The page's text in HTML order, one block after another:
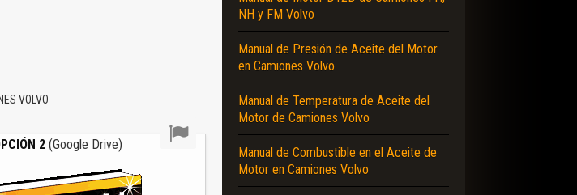
VOLVO
2 (Google Drive)
NH y FM Volvo
Manual de Presión de Aceite del Motor
en Camiones Volvo
Manual de Temperatura de Aceite del
Motor de Camiones Volvo
Manual de Combustible en el Aceite de
Motor en Camiones Volvo